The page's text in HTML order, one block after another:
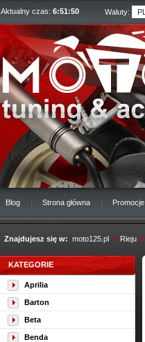
Aktualny czas: 6:51:51 Waluty:
Blog Strona główna Promocje
Znajdujesz się w: moto125.pl » Rieju »
KATEGORIE
Aprilia
Barton
Beta
Benda